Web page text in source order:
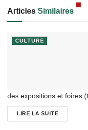
Articles Similaires
CULTURE
des expositions et foires
LIRE LA SUITE